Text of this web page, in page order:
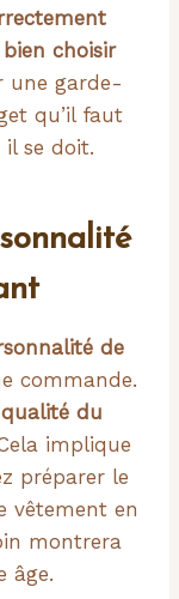
bien choisir
une garde-
qu’il faut
se doit.
de
commande.
du
implique
préparer le
vêtement en
montrera
âge.